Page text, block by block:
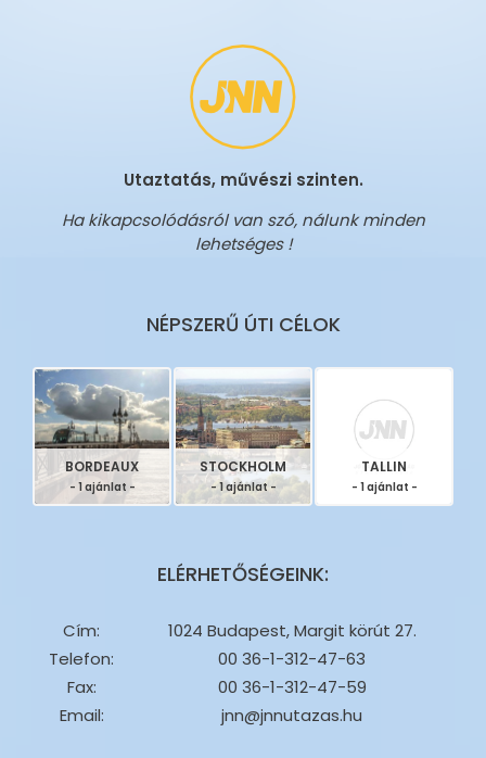
Utaztatás, művészi szinten.
Ha kikapcsolódásról van szó, nálunk minden
lehetséges !
NÉPSZERŰ ÚTI CÉLOK
BORDEAUX
- 1 ajánlat -
STOCKHOLM
- 1 ajánlat -
TALLIN
- 1 ajánlat -
ELÉRHETŐSÉGEINK:
Cím:
1024 Budapest, Margit körút 27.
Telefon:
00 36-1-312-47-63
Fax:
00 36-1-312-47-59
Email:
jnn@jnnutazas.hu